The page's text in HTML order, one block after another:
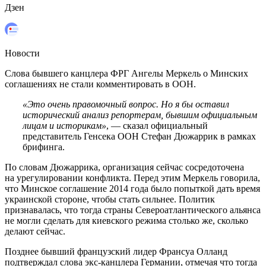
Дзен
Новости
Слова бывшего канцлера ФРГ Ангелы Меркель о Минских
соглашениях не стали комментировать в ООН.
«Это очень правомочный вопрос. Но я бы оставил
исторический анализ репортерам, бывшим официальным
лицам и историкам», — сказал официальный
представитель Генсека ООН Стефан Дюжаррик в рамках
брифинга.
По словам Дюжаррика, организация сейчас сосредоточена
на урегулировании конфликта. Перед этим Меркель говорила,
что Минское соглашение 2014 года было попыткой дать время
украинской стороне, чтобы стать сильнее. Политик
признавалась, что тогда страны Североатлантического альянса
не могли сделать для киевского режима столько же, сколько
делают сейчас.
Позднее бывший французский лидер Франсуа Олланд
подтверждал слова экс-канцлера Германии, отмечая что тогда